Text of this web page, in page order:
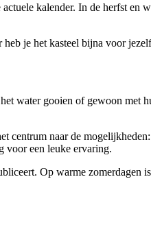
kalender. In de herfst en
je het kasteel bijna voor
water gooien of gewoon met
naar de
voor een leuke ervaring.
Op warme zomerdagen